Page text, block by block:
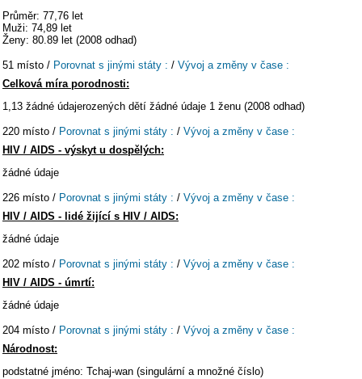
Průměr: 77,76 let
Muži: 74,89 let
Ženy: 80.89 let (2008 odhad)
51 místo / Porovnat s jinými státy : / Vývoj a změny v čase :
Celková míra porodnosti:
1,13 žádné údajerozených dětí žádné údaje 1 ženu (2008 odhad)
220 místo / Porovnat s jinými státy : / Vývoj a změny v čase :
HIV / AIDS - výskyt u dospělých:
žádné údaje
226 místo / Porovnat s jinými státy : / Vývoj a změny v čase :
HIV / AIDS - lidé žijící s HIV / AIDS:
žádné údaje
202 místo / Porovnat s jinými státy : / Vývoj a změny v čase :
HIV / AIDS - úmrtí:
žádné údaje
204 místo / Porovnat s jinými státy : / Vývoj a změny v čase :
Národnost:
podstatné jméno: Tchaj-wan (singulární a množné číslo)